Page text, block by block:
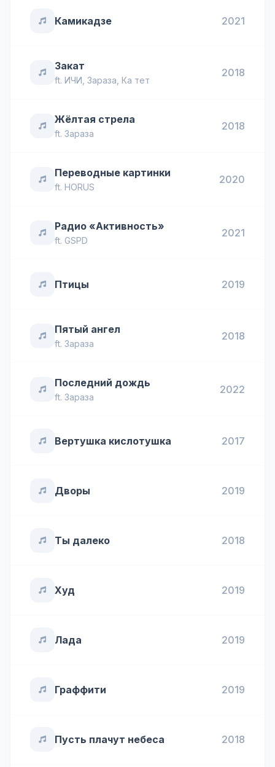
Камикадзе 2021
Закат
ft. ИЧИ Зараза Ка тет
2018
Жёлтая стрела
ft. Зараза
2018
Переводные картинки
ft. HORUS
2020
Радио «Активность»
ft. GSPD
2021
Птицы 2019
Пятый ангел
ft. Зараза
2018
Последний дождь
ft. Зараза
2022
Вертушка кислотушка 2017
Дворы 2019
Ты далеко 2018
Худ 2019
Лада 2019
Граффити 2019
Пусть плачут небеса 2018